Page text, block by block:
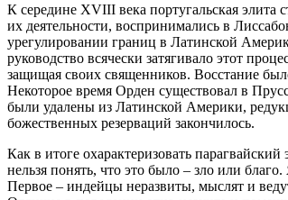
К середине XVIII века португальская
их деятельности, воспринимались в
урегулировании границ в Латинской
руководство всячески затягивало этот
защищая своих священников. Восстание
Некоторое время Орден существовал в
были удалены из Латинской Америки,
божественных резерваций закончилось.
Как в итоге охарактеризовать
нельзя понять, что это было – зло или
Первое – индейцы неразвиты, мыслят и